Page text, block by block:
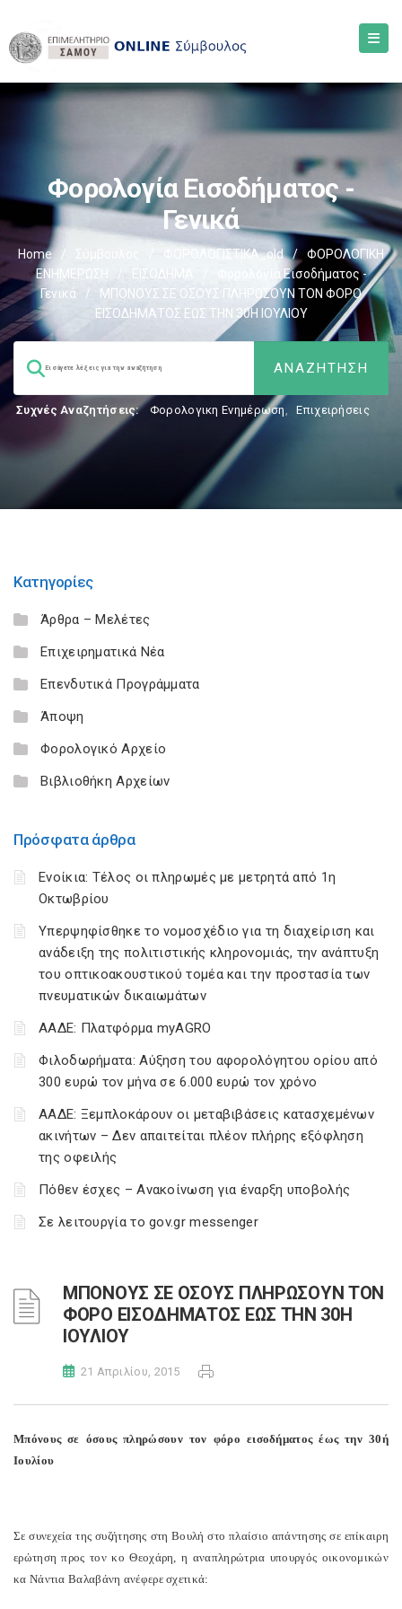
Φορολογία Εισοδήματος -
Γενικά
Home / Σύμβουλος ΦΟΡΟΛΟΓΙΣΤΙΚΑ_old /
ΦΟΡΟΛΟΓΙΚΗ
ΕΝΗΜΕΡΩΣΗ
/ ΕΙΣΟΔΗΜΑ
Φορολογία Εισοδήματος -
Γενικά
/
ΜΠΟΝΟΥΣ ΣΕ ΟΣΟΥΣ ΠΛΗΡΩΣΟΥΝ ΤΟΝ ΦΟΡΟ
ΕΙΣΟΔΗΜΑΤΟΣ ΕΩΣ ΤΗΝ 30Η ΙΟΥΛΙΟΥ
Συχνές Αναζητήσεις: Φορολογικη Ενημέρωση, Επιχειρήσεις
Κατηγορίες
Άρθρα – Μελέτες
Επιχειρηματικά Νέα
Επενδυτικά Προγράμματα
Άποψη
Φορολογικό Αρχείο
Βιβλιοθήκη Αρχείων
Πρόσφατα άρθρα
Ενοίκια: Τέλος οι πληρωμές με μετρητά από 1η
Οκτωβρίου
Υπερψηφίσθηκε το νομοσχέδιο για τη διαχείριση και
ανάδειξη της πολιτιστικής κληρονομιάς, την ανάπτυξη
του οπτικοακουστικού τομέα και την προστασία των
πνευματικών δικαιωμάτων
ΑΑΔΕ: Πλατφόρμα myAGRO
Φιλοδωρήματα: Αύξηση του αφορολόγητου ορίου από
300 ευρώ τον μήνα σε 6.000 ευρώ τον χρόνο
ΑΑΔΕ: Ξεμπλοκάρουν οι μεταβιβάσεις κατασχεμένων
ακινήτων – Δεν απαιτείται πλέον πλήρης εξόφληση
της οφειλής
Πόθεν έσχες – Ανακοίνωση για έναρξη υποβολής
Σε λειτουργία το gov.gr messenger
ΜΠΟΝΟΥΣ ΣΕ ΟΣΟΥΣ ΠΛΗΡΩΣΟΥΝ ΤΟΝ
ΦΟΡΟ ΕΙΣΟΔΗΜΑΤΟΣ ΕΩΣ ΤΗΝ 30Η
ΙΟΥΛΙΟΥ
21 Απριλίου, 2015
Μπόνους σε όσους πληρώσουν τον φόρο εισοδήματος έως την 30ή
Ιουλίου
Σε συνεχεία της συζήτησης στη Βουλή στο πλαίσιο απάντησης σε επίκαιρη
ερώτηση προς τον κο Θεοχάρη, η αναπληρώτρια υπουργός οικονομικών
κα Νάντια Βαλαβάνη ανέφερε σχετικά: